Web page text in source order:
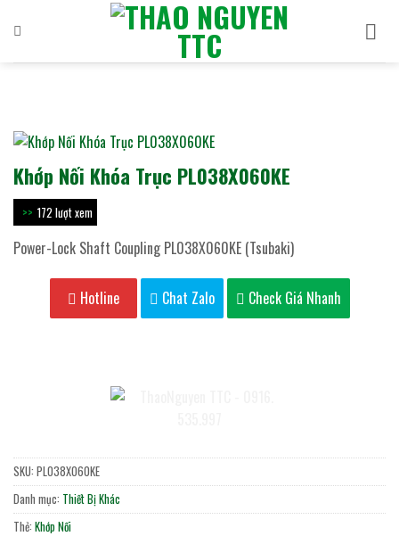
qua
Khớp Nối Khóa Trục PL038X060KE
172 lượt xem
Power-Lock Shaft Coupling PL038X060KE (Tsubaki)
Hotline Chat Zalo Check Giá Nhanh
SKU: PL038X060KE
Danh mục: Thiết Bị Khác
Thẻ: Khớp Nối